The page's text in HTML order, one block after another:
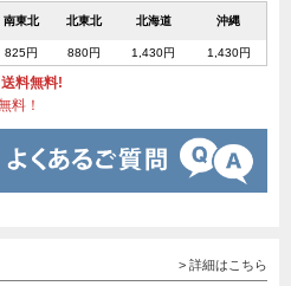
南東北 北東北 北海道 沖縄
825円 880円 1,430円 1,430円
料無料!
料！
> 詳細はこちら